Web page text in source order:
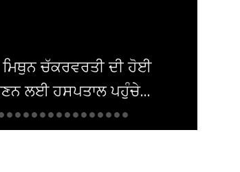
ਦਮਿਸ਼ਕ 'ਚ ਬੰਬ ਧਮਾਕਾ, 14 ਲੋਕ